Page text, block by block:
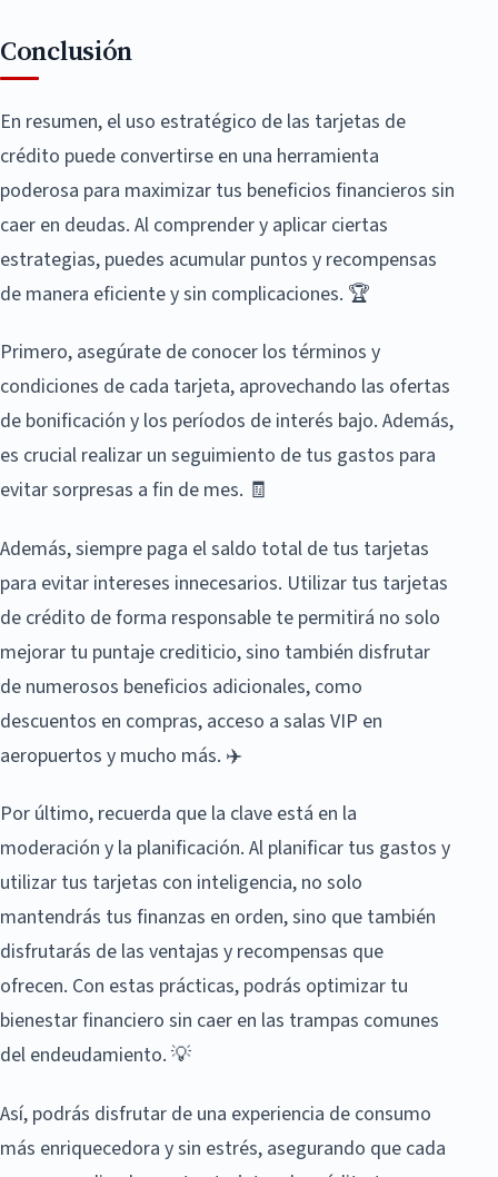
Conclusión
En resumen, el uso estratégico de las tarjetas de
crédito puede convertirse en una herramienta
poderosa para maximizar tus beneficios financieros sin
caer en deudas. Al comprender y aplicar ciertas
estrategias, puedes acumular puntos y recompensas
de manera eficiente y sin complicaciones. 🏆
Primero, asegúrate de conocer los términos y
condiciones de cada tarjeta, aprovechando las ofertas
de bonificación y los períodos de interés bajo. Además,
es crucial realizar un seguimiento de tus gastos para
evitar sorpresas a fin de mes. 🧾
Además, siempre paga el saldo total de tus tarjetas
para evitar intereses innecesarios. Utilizar tus tarjetas
de crédito de forma responsable te permitirá no solo
mejorar tu puntaje crediticio, sino también disfrutar
de numerosos beneficios adicionales, como
descuentos en compras, acceso a salas VIP en
aeropuertos y mucho más. ✈️
Por último, recuerda que la clave está en la
moderación y la planificación. Al planificar tus gastos y
utilizar tus tarjetas con inteligencia, no solo
mantendrás tus finanzas en orden, sino que también
disfrutarás de las ventajas y recompensas que
ofrecen. Con estas prácticas, podrás optimizar tu
bienestar financiero sin caer en las trampas comunes
del endeudamiento. 💡
Así, podrás disfrutar de una experiencia de consumo
más enriquecedora y sin estrés, asegurando que cada